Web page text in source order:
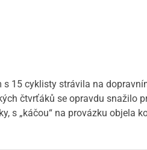
s 15 cyklisty strávila na
čtvrťáků se opravdu
s „káčou“ na provázku objela